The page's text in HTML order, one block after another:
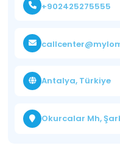
+902425275555
Antalya, Türkiye
Okurcalar Mh,